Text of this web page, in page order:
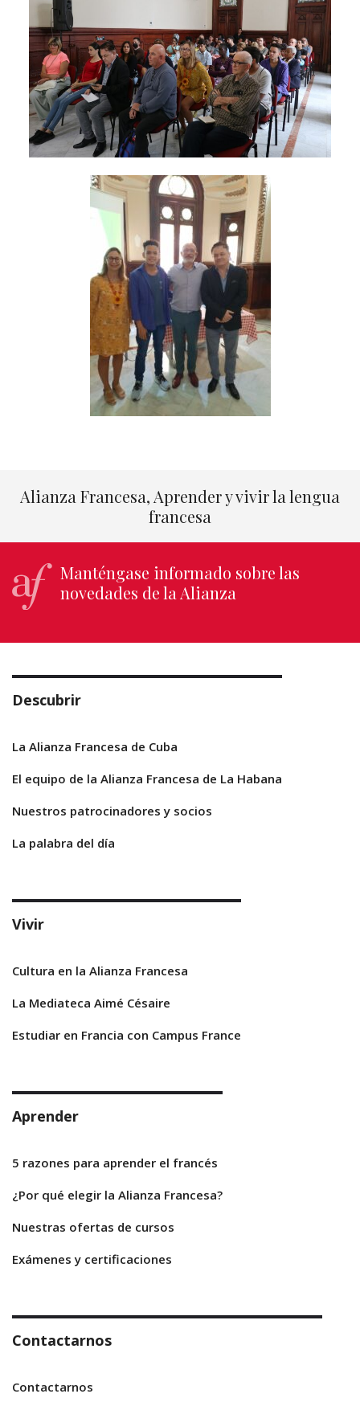
Alianza Francesa, Aprender y vivir la lengua
francesa
Manténgase informado sobre las
novedades de la Alianza
Descubrir
La Alianza Francesa de Cuba
El equipo de la Alianza Francesa de La Habana
Nuestros patrocinadores y socios
La palabra del día
Vivir
Cultura en la Alianza Francesa
La Mediateca Aimé Césaire
Estudiar en Francia con Campus France
Aprender
5 razones para aprender el francés
¿Por qué elegir la Alianza Francesa?
Nuestras ofertas de cursos
Exámenes y certificaciones
Contactarnos
Contactarnos